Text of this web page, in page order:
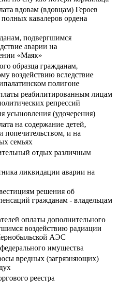
вдовам (вдовцам) Героев
кавалеров ордена
подвергшимся
аварии на
«Маяк»
образца гражданам,
воздействию вследствие
полигоне
реабилитированным лицам
репрессий
усыновления (удочерения)
на содержание детей,
попечительством, и на
семьях
отдых различным
ликвидации аварии на
решения об
гражданам - владельцам
оплаты дополнительного
воздействию радиации
АЭС
имущества
вредных (загрязняющих)
реестра